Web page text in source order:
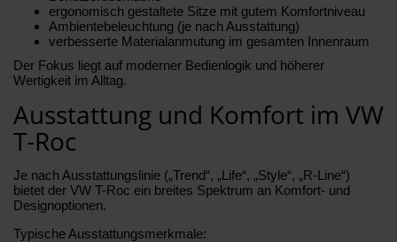
ergonomisch gestaltete Sitze mit gutem Komfortniveau
Ambientebeleuchtung (je nach Ausstattung)
verbesserte Materialanmutung im gesamten Innenraum
Der Fokus liegt auf moderner Bedienlogik und höherer
Wertigkeit im Alltag.
Ausstattung und Komfort im VW
T-Roc
Je nach Ausstattungslinie („Trend“, „Life“, „Style“, „R-Line“)
bietet der VW T-Roc ein breites Spektrum an Komfort- und
Designoptionen.
Typische Ausstattungsmerkmale: